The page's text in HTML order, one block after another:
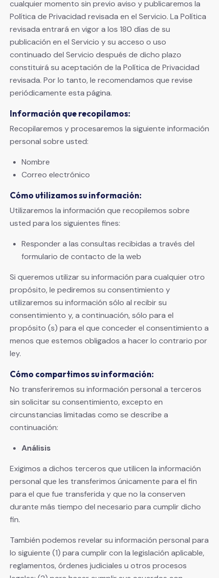
cualquier momento sin previo aviso y publicaremos la
Política de Privacidad revisada en el Servicio. La Política
revisada entrará en vigor a los 180 días de su
publicación en el Servicio y su acceso o uso
continuado del Servicio después de dicho plazo
constituirá su aceptación de la Política de Privacidad
revisada. Por lo tanto, le recomendamos que revise
periódicamente esta página.
Información que recopilamos:
Recopilaremos y procesaremos la siguiente información
personal sobre usted:
Nombre
Correo electrónico
Cómo utilizamos su información:
Utilizaremos la información que recopilemos sobre
usted para los siguientes fines:
Responder a las consultas recibidas a través del
formulario de contacto de la web
Si queremos utilizar su información para cualquier otro
propósito, le pediremos su consentimiento y
utilizaremos su información sólo al recibir su
consentimiento y, a continuación, sólo para el
propósito (s) para el que conceder el consentimiento a
menos que estemos obligados a hacer lo contrario por
ley.
Cómo compartimos su información:
No transferiremos su información personal a terceros
sin solicitar su consentimiento, excepto en
circunstancias limitadas como se describe a
continuación:
Análisis
Exigimos a dichos terceros que utilicen la información
personal que les transferimos únicamente para el fin
para el que fue transferida y que no la conserven
durante más tiempo del necesario para cumplir dicho
fin.
También podemos revelar su información personal para
lo siguiente (1) para cumplir con la legislación aplicable,
reglamentos, órdenes judiciales u otros procesos